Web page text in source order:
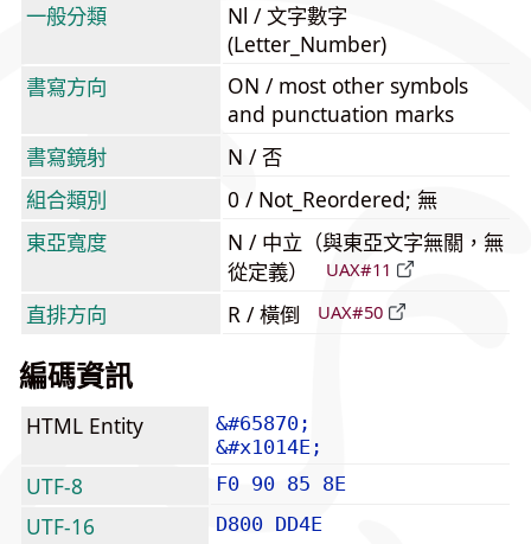
一般分類
Nl / 文字數字
(Letter_Number)
書寫方向
ON / most other symbols
and punctuation marks
書寫鏡射
N / 否
組合類別
0 / Not_Reordered; 無
東亞寬度
N / 中立（與東亞文字無關，無
從定義）
UAX#11
直排方向 R / 橫倒 UAX#50
編碼資訊
HTML Entity
&#65870;
&#x1014E;
UTF-8 F0 90 85 8E
UTF-16 D800 DD4E